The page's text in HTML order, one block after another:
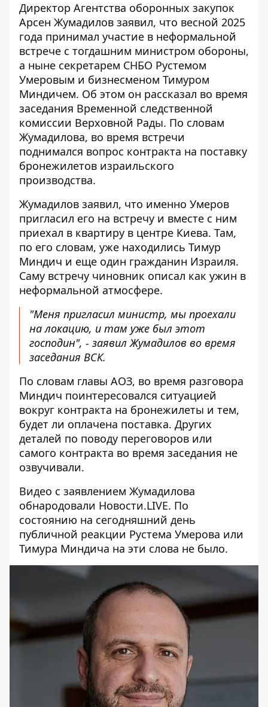
Директор Агентства оборонных закупок
Арсен Жумадилов заявил, что весной 2025
года принимал участие в неформальной
встрече с тогдашним министром обороны,
а ныне секретарем СНБО Рустемом
Умеровым и бизнесменом Тимуром
Миндичем. Об этом он рассказал во время
заседания Временной следственной
комиссии Верховной Рады. По словам
Жумадилова, во время встречи
поднимался вопрос контракта на поставку
бронежилетов израильского
производства.
Жумадилов заявил, что именно Умеров
пригласил его на встречу и вместе с ним
приехал в квартиру в центре Киева. Там,
по его словам, уже находились Тимур
Миндич и еще один гражданин Израиля.
Саму встречу чиновник описал как ужин в
неформальной атмосфере.
"Меня пригласил министр, мы проехали
на локацию, и там уже был этот
господин", - заявил Жумадилов во время
заседания ВСК.
По словам главы АОЗ, во время разговора
Миндич поинтересовался ситуацией
вокруг контракта на бронежилеты и тем,
будет ли оплачена поставка. Других
деталей по поводу переговоров или
самого контракта во время заседания не
озвучивали.
Видео с заявлением Жумадилова
обнародовали Новости.LIVE. По
состоянию на сегодняшний день
публичной реакции Рустема Умерова или
Тимура Миндича на эти слова не было.